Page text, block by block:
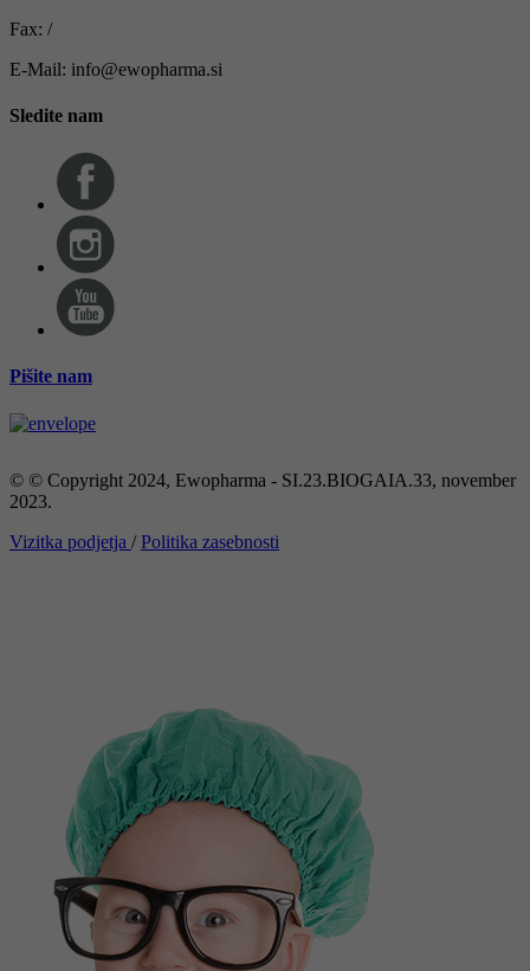
Fax: /
E-Mail: info@ewopharma.si
Sledite nam
Pišite nam
© © Copyright 2024, Ewopharma - SI.23.BIOGAIA.33, november
2023.
Vizitka podjetja /Politika zasebnosti